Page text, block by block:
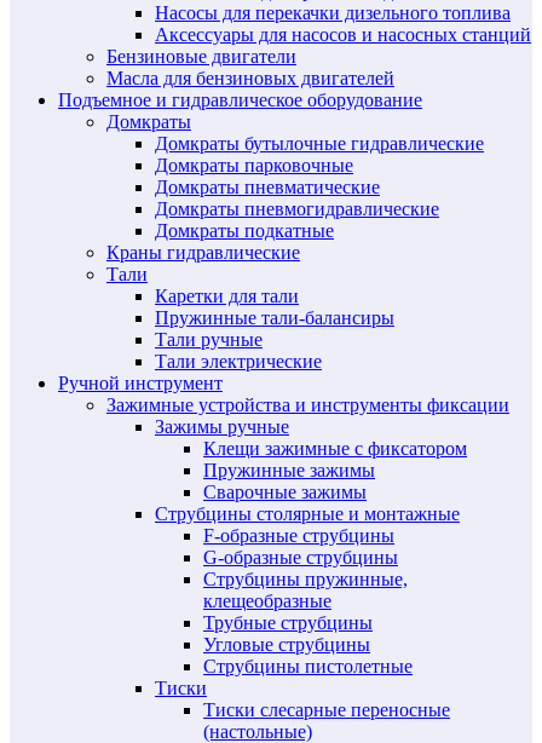
Насосы для перекачки дизельного топлива
Аксессуары для насосов и насосных станций
Бензиновые двигатели
Масла для бензиновых двигателей
Подъемное и гидравлическое оборудование
Домкраты
Домкраты бутылочные гидравлические
Домкраты парковочные
Домкраты пневматические
Домкраты пневмогидравлические
Домкраты подкатные
Краны гидравлические
Тали
Каретки для тали
Пружинные тали-балансиры
Тали ручные
Тали электрические
Ручной инструмент
Зажимные устройства и инструменты фиксации
Зажимы ручные
Клещи зажимные с фиксатором
Пружинные зажимы
Сварочные зажимы
Струбцины столярные и монтажные
F-образные струбцины
G-образные струбцины
Струбцины пружинные,
клещеобразные
Трубные струбцины
Угловые струбцины
Струбцины пистолетные
Тиски
Тиски слесарные переносные
(настольные)